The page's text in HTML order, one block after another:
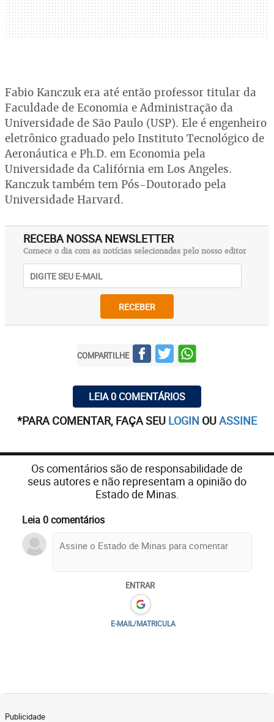
Fabio Kanczuk era até então professor titular da
Faculdade de Economia e Administração da
Universidade de São Paulo (USP). Ele é engenheiro
eletrônico graduado pelo Instituto Tecnológico de
Aeronáutica e Ph.D. em Economia pela
Universidade da Califórnia em Los Angeles.
Kanczuk também tem Pós-Doutorado pela
Universidade Harvard.
RECEBA NOSSA NEWSLETTER
Comece o dia com as notícias selecionadas pelo nosso editor
RECEBER
COMPARTILHE
LEIA 0 COMENTÁRIOS
*PARA COMENTAR, FAÇA SEU LOGIN OUASSINE
Os comentários são de responsabilidade de
seus autores e não representam a opinião do
Estado de Minas.
Leia 0 comentários
ENTRAR
E-MAIL/MATRICULA
Publicidade